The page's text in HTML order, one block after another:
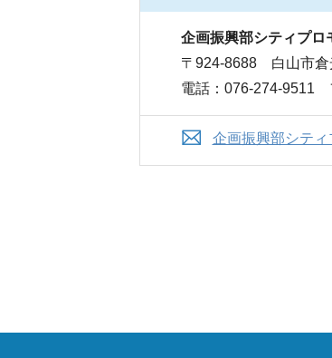
企画振興部シティプロ
〒924-8688 白山市倉
電話：076-274-9511
企画振興部シティ